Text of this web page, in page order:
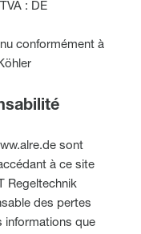
: DE
conformément à
sont
à ce site
Regeltechnik
des pertes
informations que